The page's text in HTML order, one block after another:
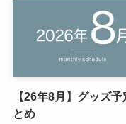
【26年8月】グッズ予
とめ